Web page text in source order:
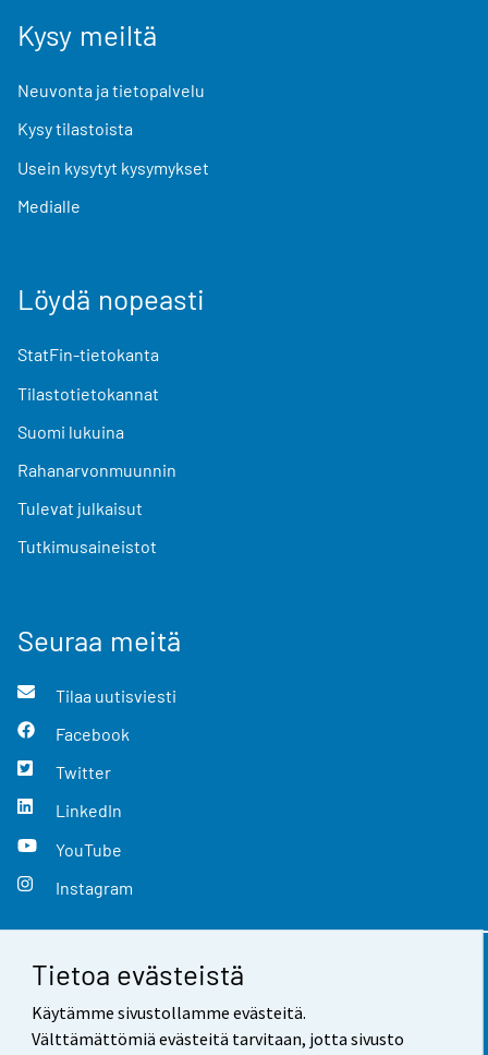
Tietoa evästeistä
Käytämme sivustollamme evästeitä.
Välttämättömiä evästeitä tarvitaan, jotta sivusto
Kysy meiltä
Neuvonta ja tietopalvelu
Kysy tilastoista
Usein kysytyt kysymykset
Medialle
Löydä nopeasti
StatFin-tietokanta
Tilastotietokannat
Suomi lukuina
Rahanarvonmuunnin
Tulevat julkaisut
Tutkimusaineistot
Seuraa meitä
Tilaa uutisviesti
Facebook
Twitter
LinkedIn
YouTube
Instagram
Yhteystiedot
Palaute